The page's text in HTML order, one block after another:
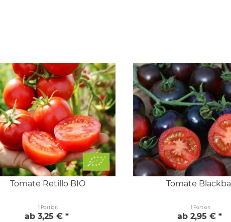
Tomate Retillo BIO
1 Portion
ab 3,25 € *
Tomate Blackball
1 Portion
ab 2,95 € *